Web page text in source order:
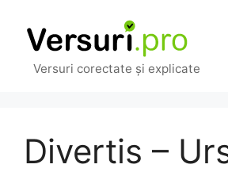
conținut
Versuri corectate și explicate
Divertis –